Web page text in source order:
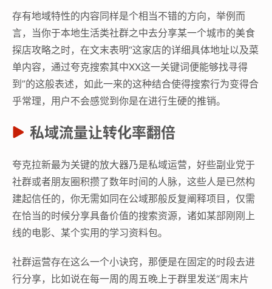
存有地域特性的内容同样是个相当不错的方向，举例而
言，当你于本地生活类社群之中去分享某一个城市的美食
探店攻略之时，在文末表明“这家店的详细具体地址以及菜
单内容，通过夸克搜索其中XX这一关键词便能够找寻得
到”的这般表述，如此一来的这种结合使得搜索行为变得合
乎常理，用户不会感觉到你是在进行生硬的推销。
私域流量让转化率翻倍
夸克拉新最为关键的放大器乃是私域运营，好些副业党于
社群或者朋友圈积攒了数年时间的人脉，这些人是已然构
建起信任的，你无需如同在公域那般反复阐释项目，仅需
在恰当的时候分享具备价值的搜索资源，诸如某部刚刚上
线的电影、某个实用的学习资料包。
社群运营存在这么一个小诀窍，那便是在固定的时段去进
行分享，比如说在每一周的周五晚上于群里发送“周末片